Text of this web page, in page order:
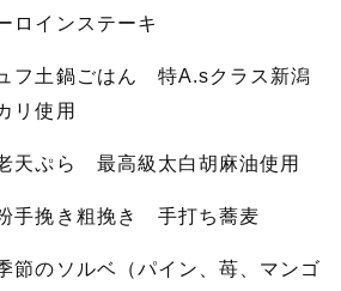
インステーキ
フ土鍋ごはん 特A.sクラス新潟
リ使用
天ぷら 最高級太白胡麻油使用
手挽き粗挽き 手打ち蕎麦
のソルベ（パイン、苺、マンゴ